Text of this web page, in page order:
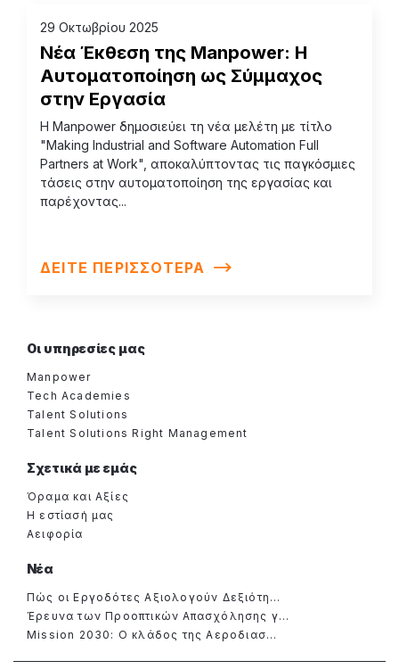
29 Οκτωβρίου 2025
Νέα Έκθεση της Manpower: Η
Αυτοματοποίηση ως Σύμμαχος
στην Εργασία
H Manpower δημοσιεύει τη νέα μελέτη με τίτλο
"Making Industrial and Software Automation Full
Partners at Work", αποκαλύπτοντας τις παγκόσμιες
τάσεις στην αυτοματοποίηση της εργασίας και
παρέχοντας...
ΔΕΙΤΕ ΠΕΡΙΣΣΟΤΕΡΑ
Οι υπηρεσίες μας
Manpower
Tech Academies
Talent Solutions
Talent Solutions Right Management
Σχετικά με εμάς
Όραμα και Αξίες
Η εστίασή μας
Αειφορία
Νέα
Πώς οι Εργοδότες Αξιολογούν Δεξιότη...
Έρευνα των Προοπτικών Απασχόλησης γ...
Mission 2030: Ο κλάδος της Αεροδιασ...